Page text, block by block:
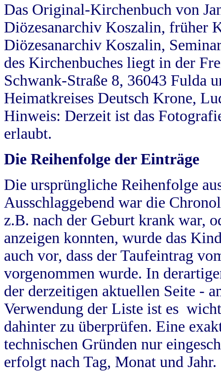
Das Original-Kirchenbuch von
Diözesanarchiv Koszalin, früher
Diözesanarchiv Koszalin,
des Kirchenbuches liegt in der
Schwank-Straße 8, 36043 Fulda
Heimatkreises Deutsch Krone,
Hinweis: Derzeit ist das
erlaubt.
Die Reihenfolge der Einträge
Die ursprüngliche Reihenfolge
Ausschlaggebend war die
z.B. nach der Geburt krank war,
anzeigen konnten, wurde das
auch vor, dass der Taufeintrag
vorgenommen wurde. In
der derzeitigen aktuellen Seite -
Verwendung der Liste ist es
dahinter zu überprüfen. Eine
technischen Gründen nur
erfolgt nach Tag, Monat und Jahr.